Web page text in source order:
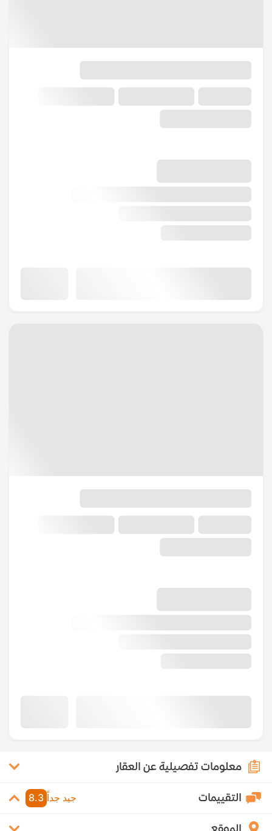
معلومات تفصيلية عن العقار
التقييمات جيد جداً 8.3